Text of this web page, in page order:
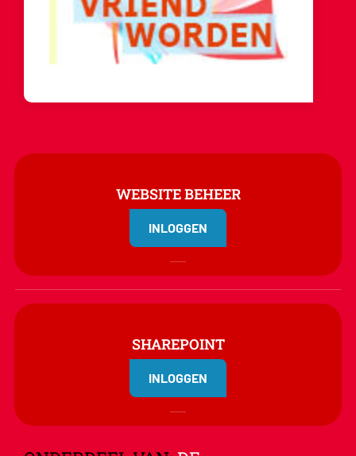
WEBSITE BEHEER
INLOGGEN
SHAREPOINT
INLOGGEN